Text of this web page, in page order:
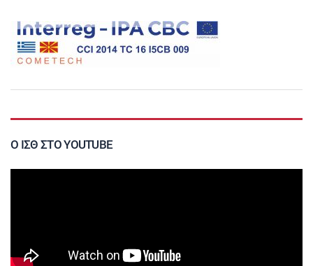
Ο ΙΣΘ ΣΤΟ YOUTUBE